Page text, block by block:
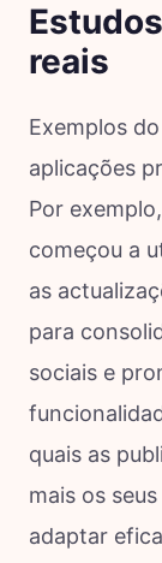
reais
Exemplos
aplicações
Por
começou a
as
para
sociais e
quais as
mais os
adaptar